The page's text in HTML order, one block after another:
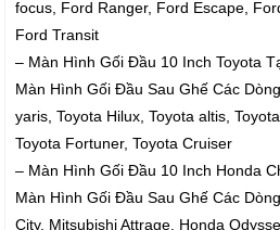
focus, Ford Ranger, Ford Escape,
Ford Transit
– Màn Hình Gối Đầu 10 Inch Toyota
Màn Hình Gối Đầu Sau Ghế Các
yaris, Toyota Hilux, Toyota altis,
Toyota Fortuner, Toyota Cruiser
– Màn Hình Gối Đầu 10 Inch Honda
Màn Hình Gối Đầu Sau Ghế Các
City, Mitsubishi Attrage, Honda